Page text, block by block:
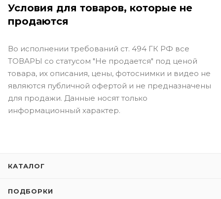
Условия для товаров, которые не
продаются
Во исполнении требований ст. 494 ГК РФ все
ТОВАРЫ со статусом "Не продается" под ценой
товара, их описания, цены, фотоснимки и видео не
являются публичной офертой и не предназначены
для продажи. Данные носят только
информационный характер.
КАТАЛОГ
ПОДБОРКИ